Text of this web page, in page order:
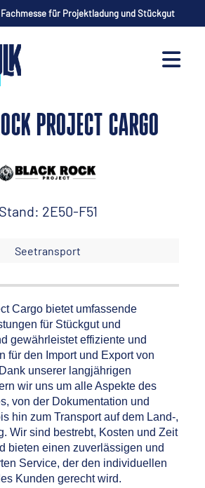
für Projektladung und Stückgut
PROJECT CARGO
Stand: 2E50-F51
Seetransport
Cargo bietet umfassende
für Stückgut und
gewährleistet effiziente und
für den Import und Export von
unserer langjährigen
wir uns um alle Aspekte des
von der Dokumentation und
hin zum Transport auf dem Land-,
Wir sind bestrebt, Kosten und Zeit
bieten einen zuverlässigen und
Service, der den individuellen
Kunden gerecht wird.